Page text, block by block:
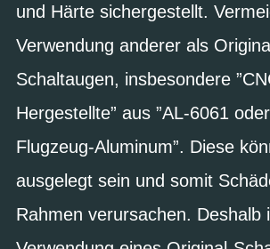
und Härte sichergestellt.
Verwendung anderer als
Schaltaugen, insbesondere
Hergestellte” aus ”AL-6061
Flugzeug-Aluminum”. Diese
ausgelegt sein und somit
Rahmen verursachen. Deshalb